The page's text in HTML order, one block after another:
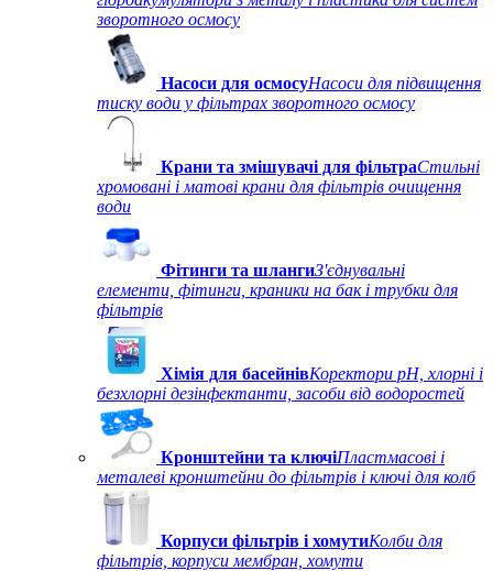
зворотного осмосу
Насоси для осмосуНасоси для підвищення
тиску води у фільтрах зворотного осмосу
Крани та змішувачі для фільтраСтильні
хромовані і матові крани для фільтрів очищення
води
Фітинги та шлангиЗ'єднувальні
елементи, фітинги, краники на бак і трубки для
фільтрів
Хімія для басейнівКоректори рН, хлорні і
безхлорні дезінфектанти, засоби від водоростей
Кронштейни та ключіПластмасові і
металеві кронштейни до фільтрів і ключі для колб
Корпуси фільтрів і хомутиКолби для
фільтрів, корпуси мембран, хомути